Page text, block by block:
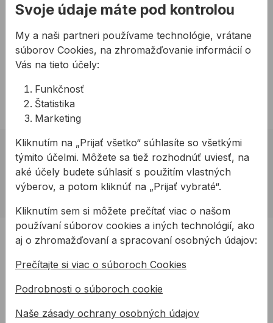
02 623 109 20
allmedia@allmedia.sk
02 623 10 920
allmedia@allmedia.sk
allmediasro (po-ne 7-22 h)
PRODUKTY
Tmely a lepidla
Pásky a fólie
Svoje údaje máte pod kontrolou
My a naši partneri používame technológie, vrátane
súborov Cookies, na zhromažďovanie informácií o
Vás na tieto účely:
Funkčnosť
Štatistika
Marketing
Kliknutím na „Prijať všetko“ súhlasíte so všetkými
týmito účelmi. Môžete sa tiež rozhodnúť uviesť, na
aké účely budete súhlasiť s použitím vlastných
výberov, a potom kliknúť na „Prijať vybraté“.
Kliknutím sem si môžete prečítať viac o našom
používaní súborov cookies a iných technológií, ako
aj o zhromažďovaní a spracovaní osobných údajov:
Prečítajte si viac o súboroch Cookies
Podrobnosti o súboroch cookie
Naše zásady ochrany osobných údajov